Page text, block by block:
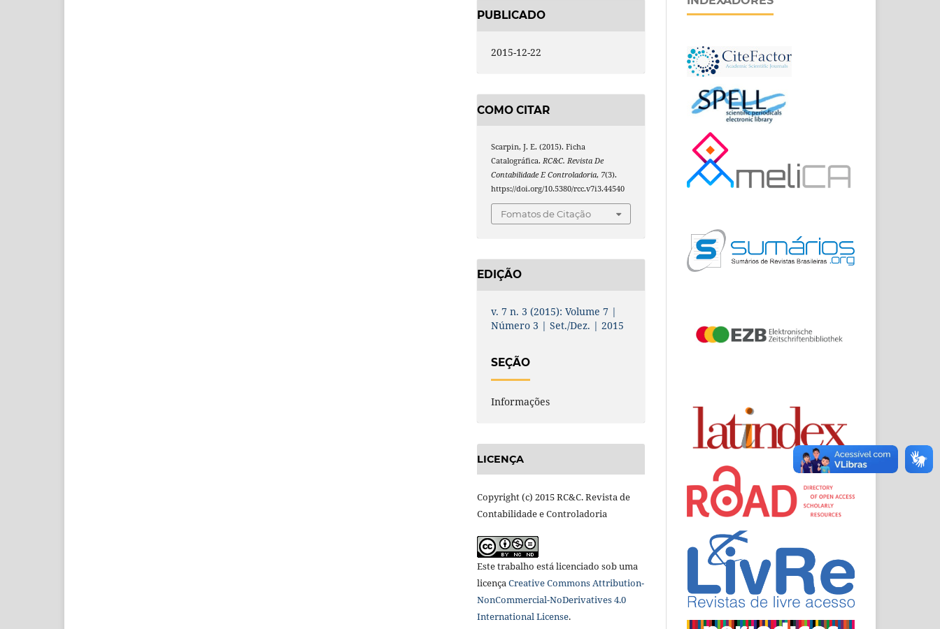
PUBLICADO
2015-12-22
COMO CITAR
Scarpin, J. E. (2015). Ficha
Catalográfica.RC&C. Revista De
Contabilidade E Controladoria, 7(3).
https://doi.org/10.5380/rcc.v7i3.44540
Fomatos de Citação
EDIÇÃO
v. 7 n. 3 (2015): Volume 7 |
Número 3 | Set./Dez. | 2015
SEÇÃO
Informações
LICENÇA
Copyright (c) 2015 RC&C. Revista de
Contabilidade e Controladoria
Este trabalho está licenciado sob uma
licençaCreative Commons Attribution-
NonCommercial-NoDerivatives 4.0
International License.